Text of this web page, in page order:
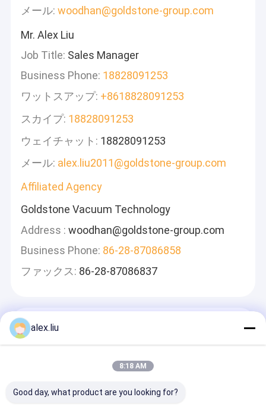
メール: woodhan@goldstone-group.com
Mr. Alex Liu
Job Title: Sales Manager
Business Phone: 18828091253
ワットスアップ: +8618828091253
スカイプ: 18828091253
ウェイチャット: 18828091253
メール: alex.liu2011@goldstone-group.com
Affiliated Agency
Goldstone Vacuum Technology
Address : woodhan@goldstone-group.com
Business Phone: 86-28-87086858
ファックス: 86-28-87086837
alex.liu
8:18 AM
Good day, what product are you looking for?